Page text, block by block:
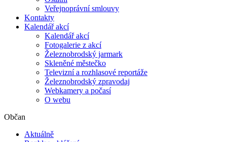
Veřejnoprávní smlouvy
Kontakty
Kalendář akcí
Kalendář akcí
Fotogalerie z akcí
Železnobrodský jarmark
Skleněné městečko
Televizní a rozhlasové reportáže
Železnobrodský zpravodaj
Webkamery a počasí
O webu
Občan
Aktuálně